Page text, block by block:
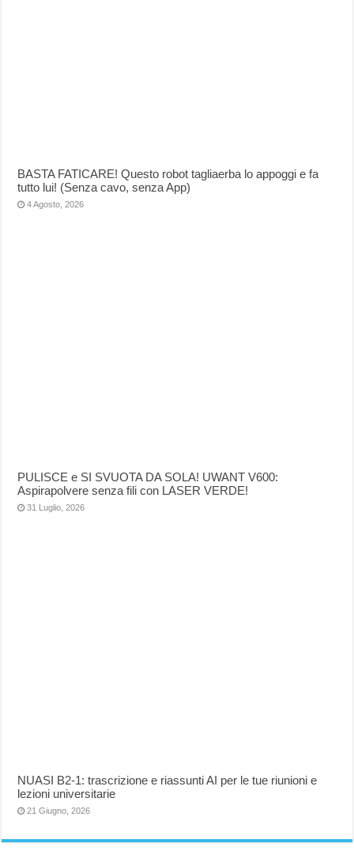
BASTA FATICARE! Questo robot tagliaerba lo appoggi e fa
tutto lui! (Senza cavo, senza App)
4 Agosto, 2026
PULISCE e SI SVUOTA DA SOLA! UWANT V600:
Aspirapolvere senza fili con LASER VERDE!
31 Luglio, 2026
NUASI B2-1: trascrizione e riassunti AI per le tue riunioni e
lezioni universitarie
21 Giugno, 2026